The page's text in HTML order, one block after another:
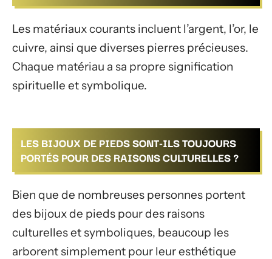
Les matériaux courants incluent l’argent, l’or, le
cuivre, ainsi que diverses pierres précieuses.
Chaque matériau a sa propre signification
spirituelle et symbolique.
LES BIJOUX DE PIEDS SONT-ILS TOUJOURS
PORTÉS POUR DES RAISONS CULTURELLES ?
Bien que de nombreuses personnes portent
des bijoux de pieds pour des raisons
culturelles et symboliques, beaucoup les
arborent simplement pour leur esthétique